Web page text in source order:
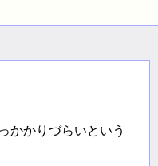
かかりづらいという